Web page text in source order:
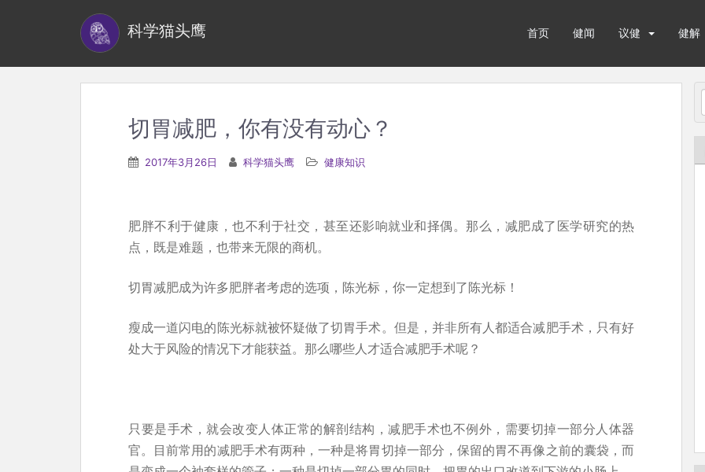
科学猫头鹰 首页 健闻 议健 健解
切胃减肥，你有没有动心？
2017年3月26日 科学猫头鹰 健康知识
肥胖不利于健康，也不利于社交，甚至还影响就业和择偶。那么，减肥成了医学研究的热
点，既是难题，也带来无限的商机。
切胃减肥成为许多肥胖者考虑的选项，陈光标，你一定想到了陈光标！
瘦成一道闪电的陈光标就被怀疑做了切胃手术。但是，并非所有人都适合减肥手术，只有好
处大于风险的情况下才能获益。那么哪些人才适合减肥手术呢？
只要是手术，就会改变人体正常的解剖结构，减肥手术也不例外，需要切掉一部分人体器
官。目前常用的减肥手术有两种，一种是将胃切掉一部分，保留的胃不再像之前的囊袋，而